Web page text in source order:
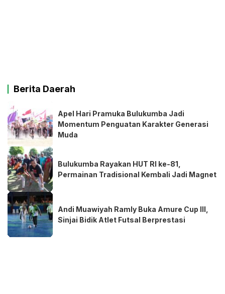
Berita Daerah
Apel Hari Pramuka Bulukumba Jadi
Momentum Penguatan Karakter Generasi
Muda
Bulukumba Rayakan HUT RI ke-81,
Permainan Tradisional Kembali Jadi Magnet
Andi Muawiyah Ramly Buka Amure Cup III,
Sinjai Bidik Atlet Futsal Berprestasi